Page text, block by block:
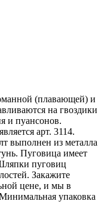
(плавающей) и
на гвоздики
и пуансонов.
арт. 3114.
выполнен из металла
Пуговица имеет
пуговиц
Закажите
цене, и мы в
упаковка